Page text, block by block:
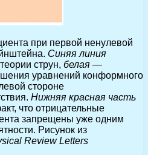
при первой ненулевой
Синяя линия
струн, белая —
уравнений конформного
стороне
Нижняя красная часть
что отрицательные
запрещены уже одним
Рисунок из
Review Letters